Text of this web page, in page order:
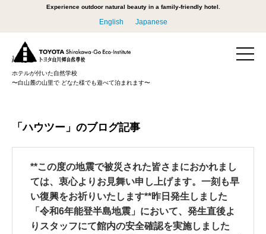
Experience outdoor natural beauty in a family-friendly hotel.
English Japanese
ホテルが付いた自然学校
〜白山麓の山里で どなた様でも遊べて泊まれます〜
「ハウツー」のブログ記事
**この度の地震で被災された皆さまにおかれまし
ては、衷心よりお見舞い申し上げます。一刻も早
い復興をお祈りいたします**昨日発生しました
「令和6年能登半島地震」において、発生直後よ
りスタッフにて館内の安全確認を実施しました